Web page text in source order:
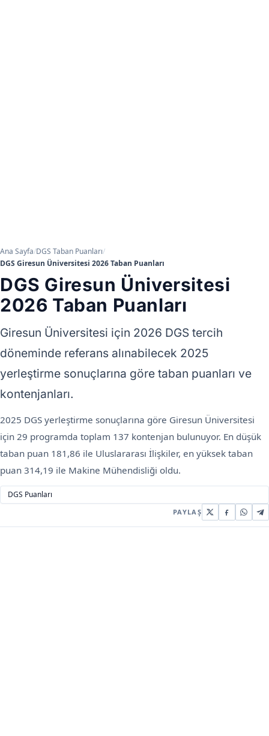
Ana Sayfa/DGS Taban Puanları/
DGS Giresun Üniversitesi 2026 Taban Puanları
DGS Giresun Üniversitesi
2026 Taban Puanları
Giresun Üniversitesi için 2026 DGS tercih
döneminde referans alınabilecek 2025
yerleştirme sonuçlarına göre taban puanları ve
kontenjanları.
2025 DGS yerleştirme sonuçlarına göre Giresun Üniversitesi
için 29 programda toplam 137 kontenjan bulunuyor. En düşük
taban puan 181,86 ile Uluslararası İlişkiler, en yüksek taban
puan 314,19 ile Makine Mühendisliği oldu.
DGS Puanları
PAYLAŞ